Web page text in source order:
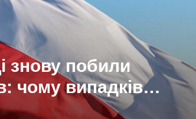
знову побили
чому випадків
більше та що